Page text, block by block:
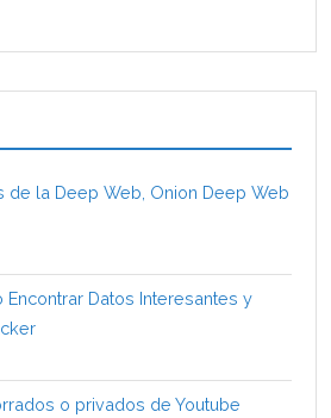
de la Deep Web, Onion Deep Web
Datos Interesantes y
o privados de Youtube